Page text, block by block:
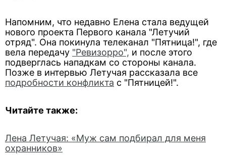
Напомним, что недавно Елена стала ведущей
нового проекта Первого канала "Летучий
отряд". Она покинула телеканал "Пятница!", где
вела передачу "Ревизорро", и после этого
подверглась нападкам со стороны канала.
Позже в интервью Летучая рассказала все
подробности конфликта с "Пятницей!".
Читайте также:
Лена Летучая: «Муж сам подбирал для меня
охранников»